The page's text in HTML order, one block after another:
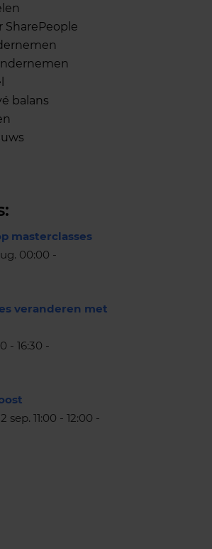
SharePeople
balans
masterclasses
00:00 -
veranderen met
- 16:30 -
sep. 11:00 - 12:00 -